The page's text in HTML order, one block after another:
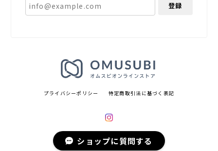
登録
プライバシーポリシー 特定商取引法に基づく表記
© オムスビ オンラインストア All rights reserved.
ショップに質問する